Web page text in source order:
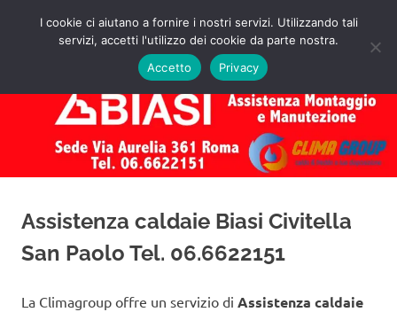
Assistenza
Caldaie
Biasi
Roma
Preventivo!
MENU
Assistenza caldaie Biasi Civitella
San Paolo Tel. 06.6622151
La Climagroup offre un servizio di Assistenza caldaie
I cookie ci aiutano a fornire i nostri servizi. Utilizzando tali
servizi, accetti l'utilizzo dei cookie da parte nostra.
Accetto
Privacy